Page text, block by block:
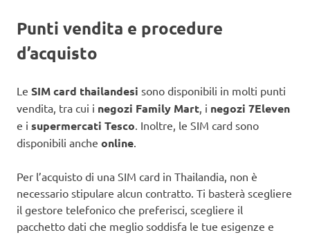
Punti vendita e procedure
d’acquisto
Le SIM card thailandesi sono disponibili in molti punti
vendita, tra cui i negozi Family Mart, i negozi 7Eleven
e i supermercati Tesco. Inoltre, le SIM card sono
disponibili anche online.
Per l’acquisto di una SIM card in Thailandia, non è
necessario stipulare alcun contratto. Ti basterà scegliere
il gestore telefonico che preferisci, scegliere il
pacchetto dati che meglio soddisfa le tue esigenze e